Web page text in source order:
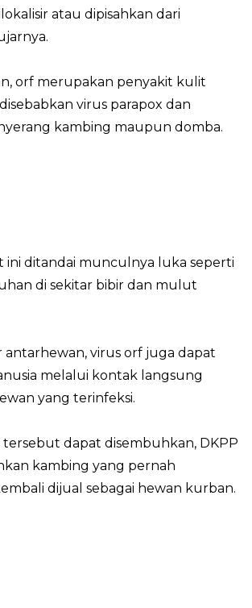
atau dipisahkan dari
orf merupakan penyakit kulit
virus parapox dan
kambing maupun domba.
ini ditandai munculnya luka seperti
di sekitar bibir dan mulut
antarhewan, virus orf juga dapat
melalui kontak langsung
yang terinfeksi.
tersebut dapat disembuhkan, DKPP
kambing yang pernah
dijual sebagai hewan kurban.